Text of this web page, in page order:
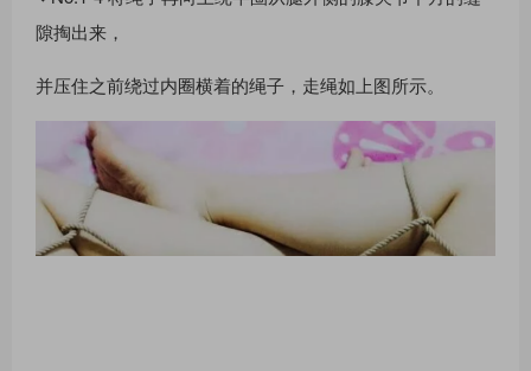
隙掏出来，
并压住之前绕过内圈横着的绳⼦，⾛绳如上图所⽰。